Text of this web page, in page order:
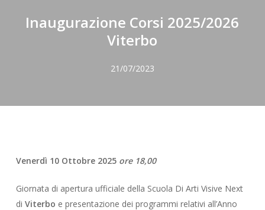
Inaugurazione Corsi 2025/2026
Viterbo
21/07/2023
Venerdì 10 Ottobre 2025 ore 18,00
Giornata di apertura ufficiale della Scuola Di Arti Visive Next
di Viterbo e presentazione dei programmi relativi all’Anno